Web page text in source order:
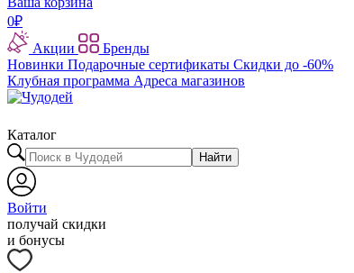
0₽
Акции
Бренды
Новинки Подарочные сертификаты Скидки до -60%
Клубная программа Адреса магазинов
Каталог
Найти
Войти
получай скидки
и бонусы